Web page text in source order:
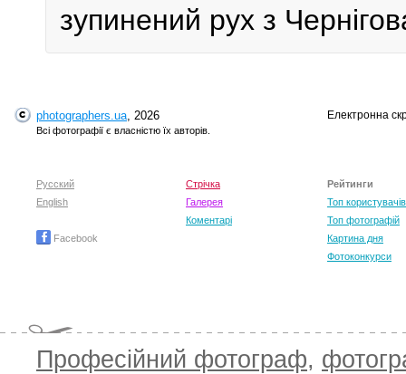
зупинений рух з
photographers.ua, 2026
Всі фотографії є власністю їх авторів.
Електронна
Русский
English
Facebook
Стрічка
Галерея
Коментарі
Рейтинги
Топ користувачів
Топ фотографій
Картина дня
Фотоконкурси
Професійний фотограф,